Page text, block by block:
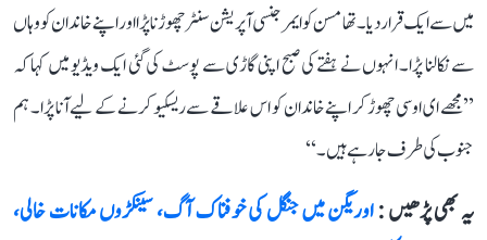
میں سے ایک قرار دیا۔ تھامسن کو ایمرجنسی آپریشن سنٹر چھوڑنا پڑا اور اپنے خاندان کو وہاں
سے نکالنا پڑا۔ انہوں نے ہفتے کی صبح اپنی گاڑی سے پوسٹ کی گئی ایک ویڈیو میں کہا کہ
’’مجھے ای او سی چھوڑ کر اپنے خاندان کو اس علاقے سے ریسکیو کرنے کے لیے آنا پڑا۔ ہم
جنوب کی طرف جا رہے ہیں۔‘‘
یہ بھی پڑھیں :اوریگن میں جنگل کی خوفناک آگ، سینکڑوں مکانات خالی،